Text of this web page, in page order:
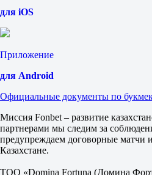
для iOS
Приложение
для Android
Официальные документы по
Миссия Fonbet – развитие
партнерами мы следим за
предупреждаем договорные матчи
Казахстане.
ТОО «Domina Fortuna (Домина